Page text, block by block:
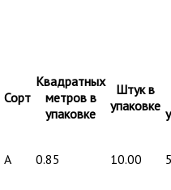
Сорт
Квадратных
метров в
упаковке
Штук в
упаковке
A 0.85 10.00